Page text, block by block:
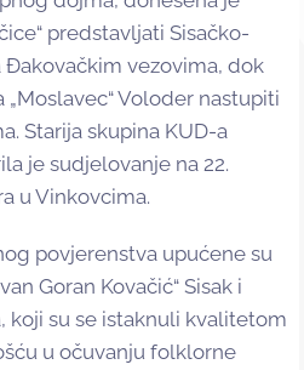
predstavljati Sisačko-
Đakovačkim vezovima, dok
Voloder nastupiti
Starija skupina KUD-a
je sudjelovanje na 22.
u Vinkovcima.
povjerenstva upućene su
Goran Kovačić“ Sisak i
koji su se istaknuli kvalitetom
u očuvanju folklorne